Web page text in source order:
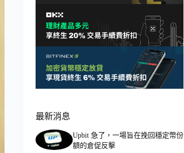
最新消息
Upbit 急了，一場旨在挽回穩定幣份
額的倉促反擊